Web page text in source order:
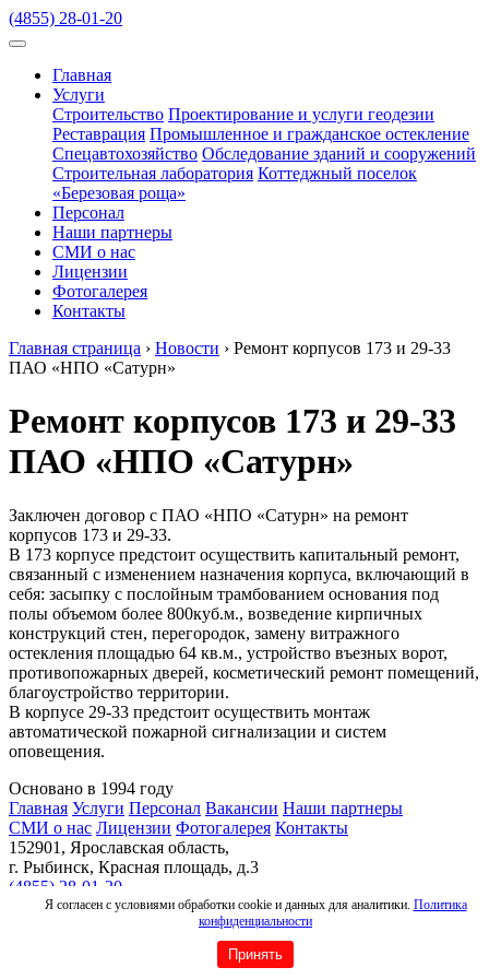
Я согласен с условиями обработки cookie и данных для аналитики. Политика
конфиденциальности
Принять
(4855) 28-01-20
Главная
Услуги
Строительство Проектирование и услуги геодезии
Реставрация Промышленное и гражданское остекление
Спецавтохозяйство Обследование зданий и сооружений
Строительная лаборатория Коттеджный поселок
«Березовая роща»
Персонал
Наши партнеры
СМИ о нас
Лицензии
Фотогалерея
Контакты
Главная страница › Новости › Ремонт корпусов 173 и 29-33
ПАО «НПО «Сатурн»
Ремонт корпусов 173 и 29-33
ПАО «НПО «Сатурн»
Заключен договор с ПАО «НПО «Сатурн» на ремонт
корпусов 173 и 29-33.
В 173 корпусе предстоит осуществить капитальный ремонт,
связанный с изменением назначения корпуса, включающий в
себя: засыпку с послойным трамбованием основания под
полы объемом более 800куб.м., возведение кирпичных
конструкций стен, перегородок, замену витражного
остекления площадью 64 кв.м., устройство въезных ворот,
противопожарных дверей, косметический ремонт помещений,
благоустройство территории.
В корпусе 29-33 предстоит осуществить монтаж
автоматической пожарной сигнализации и систем
оповещения.
Основано в 1994 году
Главная Услуги Персонал Вакансии Наши партнеры
СМИ о нас Лицензии Фотогалерея Контакты
152901, Ярославская область,
г. Рыбинск, Красная площадь, д.3
(4855) 28-01-20
© ООО "Верхневолжская производственная сеть", 2026 |
Политика конфиденциальности